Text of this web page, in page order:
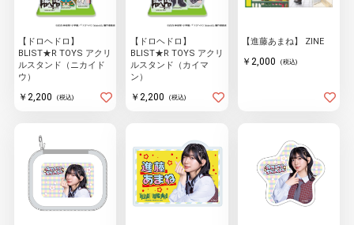
【ドロヘドロ】
BLIST★R TOYS アクリ
ルスタンド（ニカイド
ウ）
￥2,200 (税込)
【ドロヘドロ】
BLIST★R TOYS アクリ
ルスタンド（カイマ
ン）
￥2,200 (税込)
【進藤あまね】 ZINE
￥2,000 (税込)